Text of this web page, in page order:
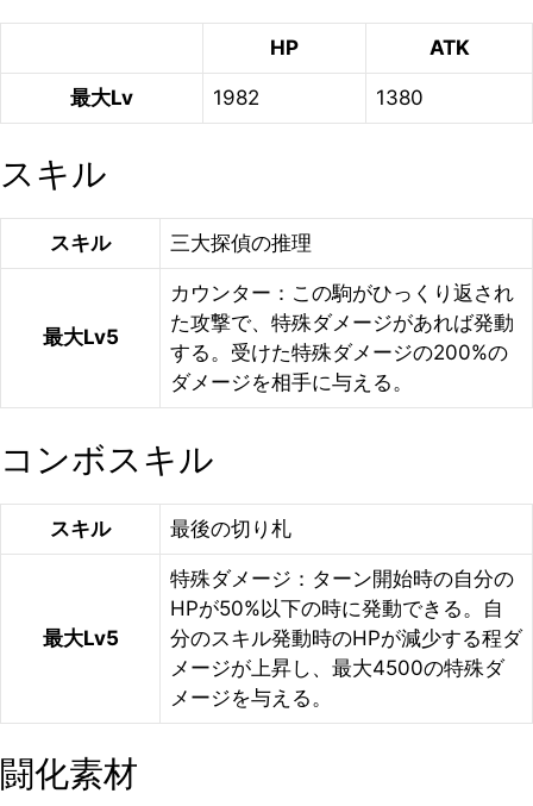
HP ATK
最大Lv 1982 1380
スキル
スキル 三大探偵の推理
最大Lv5
カウンター：この駒がひっくり返され
た攻撃で、特殊ダメージがあれば発動
する。受けた特殊ダメージの200%の
ダメージを相手に与える。
コンボスキル
スキル 最後の切り札
最大Lv5
特殊ダメージ：ターン開始時の自分の
HPが50%以下の時に発動できる。自
分のスキル発動時のHPが減少する程ダ
メージが上昇し、最大4500の特殊ダ
メージを与える。
闘化素材